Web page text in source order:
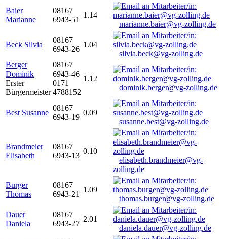
Baier
Marianne
08167
6943-51
1.14
marianne.baier@vg-zolling.de
Beck Silvia
08167
6943-26
1.04
silvia.beck@vg-zolling.de
Berger
Dominik
Erster
Bürgermeister
08167
6943-46
0171
4788152
1.12
dominik.berger@vg-zolling.de
Best Susanne
08167
6943-19
0.09
susanne.best@vg-zolling.de
Brandmeier
Elisabeth
08167
6943-13
0.10
elisabeth.brandmeier@vg-
zolling.de
Burger
Thomas
08167
6943-21
1.09
thomas.burger@vg-zolling.de
Dauer
Daniela
08167
6943-27
2.01
daniela.dauer@vg-zolling.de